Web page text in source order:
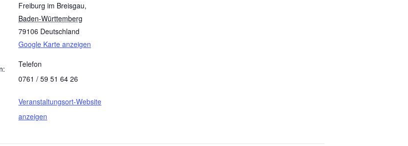
Freiburg im Breisgau,
Baden-Württemberg
79106 Deutschland
Google Karte anzeigen
Telefon
0761 / 59 51 64 26
Veranstaltungsort-Website
anzeigen